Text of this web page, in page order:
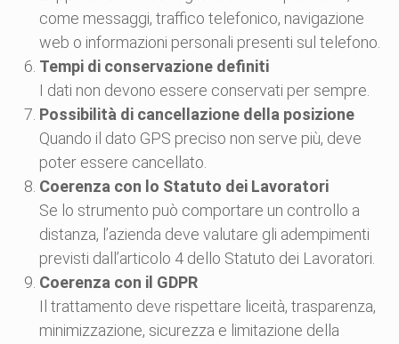
come messaggi, traffico telefonico, navigazione
web o informazioni personali presenti sul telefono.
Tempi di conservazione definiti
I dati non devono essere conservati per sempre.
Possibilità di cancellazione della posizione
Quando il dato GPS preciso non serve più, deve
poter essere cancellato.
Coerenza con lo Statuto dei Lavoratori
Se lo strumento può comportare un controllo a
distanza, l’azienda deve valutare gli adempimenti
previsti dall’articolo 4 dello Statuto dei Lavoratori.
Coerenza con il GDPR
Il trattamento deve rispettare liceità, trasparenza,
minimizzazione, sicurezza e limitazione della